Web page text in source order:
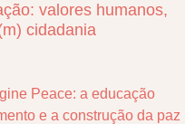
valores humanos,
cidadania
Peace: a educação
e a construção da paz